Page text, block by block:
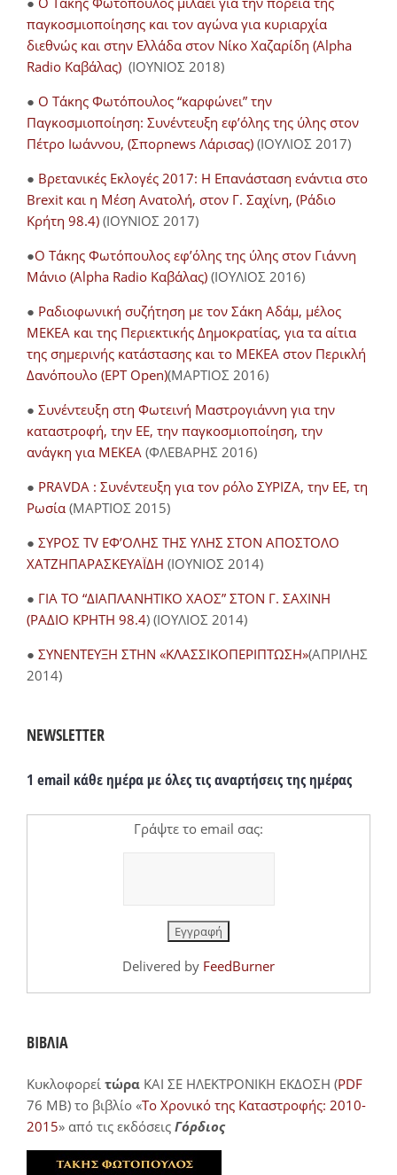
παγκοσμιοποίησης και τον αγώνα για κυριαρχία
διεθνώς και στην Ελλάδα στον Νίκο Χαζαρίδη (Alpha
Radio Καβάλας) (ΙΟΥΝΙΟΣ 2018)
● Ο Τάκης Φωτόπουλος “καρφώνει” την
Παγκοσμιοποίηση: Συνέντευξη εφ’όλης της ύλης στον
Πέτρο Ιωάννου, (Σπορnews Λάρισας) (ΙΟΥΛΙΟΣ 2017)
● Βρετανικές Εκλογές 2017: Η Επανάσταση ενάντια στο
Brexit και η Μέση Ανατολή, στον Γ. Σαχίνη, (Ράδιο
Κρήτη 98.4) (ΙΟΥΝΙΟΣ 2017)
●O Τάκης Φωτόπουλος εφ’όλης της ύλης στον Γιάννη
Μάνιο (Alpha Radio Καβάλας) (ΙΟΥΛΙΟΣ 2016)
● Ραδιοφωνική συζήτηση με τον Σάκη Αδάμ, μέλος
ΜΕΚΕΑ και της Περιεκτικής Δημοκρατίας, για τα αίτια
της σημερινής κατάστασης και το ΜΕΚΕΑ στον Περικλή
Δανόπουλο (ΕΡΤ Open)(ΜΑΡΤΙΟΣ 2016)
● Συνέντευξη στη Φωτεινή Μαστρογιάννη για την
καταστροφή, την ΕΕ, την παγκοσμιοποίηση, την
ανάγκη για ΜΕΚΕΑ (ΦΛΕΒΑΡΗΣ 2016)
● PRAVDA : Συνέντευξη για τον ρόλο ΣΥΡΙΖΑ, την ΕΕ, τη
Ρωσία (ΜΑΡΤΙΟΣ 2015)
● ΣΥΡΟΣ TV ΕΦ’ΟΛΗΣ ΤΗΣ ΥΛΗΣ ΣΤΟΝ ΑΠΟΣΤΟΛΟ
ΧΑΤΖΗΠΑΡΑΣΚΕΥΑΪΔΗ (ΙΟΥΝΙΟΣ 2014)
● ΓΙΑ ΤΟ “ΔΙΑΠΛΑΝΗΤΙΚΟ ΧΑΟΣ” ΣΤΟΝ Γ. ΣΑΧΙΝΗ
(ΡΑΔΙΟ ΚΡΗΤΗ 98.4) (ΙΟΥΛΙΟΣ 2014)
● ΣΥΝΕΝΤΕΥΞΗ ΣΤΗΝ «ΚΛΑΣΣΙΚΟΠΕΡΙΠΤΩΣΗ»(ΑΠΡΙΛΗΣ
2014)
NEWSLETTER
1 email κάθε ημέρα με όλες τις αναρτήσεις της ημέρας
Γράψτε το email σας:
Delivered by FeedBurner
ΒΙΒΛΙΑ
Κυκλοφορεί τώρα ΚΑΙ ΣΕ ΗΛΕΚΤΡΟΝΙΚΗ ΕΚΔΟΣΗ (PDF
76 MB) το βιβλίο «Το Χρονικό της Καταστροφής: 2010-
2015» από τις εκδόσεις Γόρδιος